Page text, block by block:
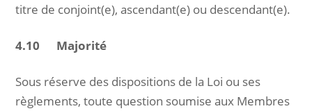
titre de conjoint(e), ascendant(e) ou descendant(e).
4.10 Majorité
Sous réserve des dispositions de la Loi ou ses
règlements, toute question soumise aux Membres